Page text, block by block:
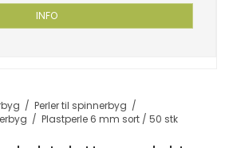
INFO
/ Perler til spinnerbyg /
/ Plastperle 6 mm sort / 50 stk